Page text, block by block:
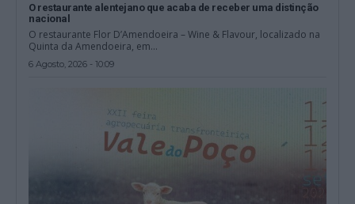
O restaurante alentejano que acaba de receber uma distinção
nacional
O restaurante Flor D’Amendoeira – Wine & Flavour, localizado na
Quinta da Amendoeira, em...
6 Agosto, 2026 - 10:09